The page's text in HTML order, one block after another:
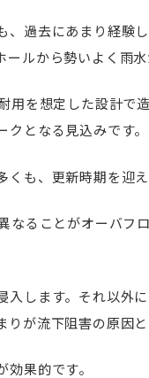
過去にあまり経験
ルから勢いよく雨
用を想定した設計で
となる見込みです。
も、更新時期を迎え
なることがオーバフ
します。それ以外
が流下阻害の原因と
果的です。